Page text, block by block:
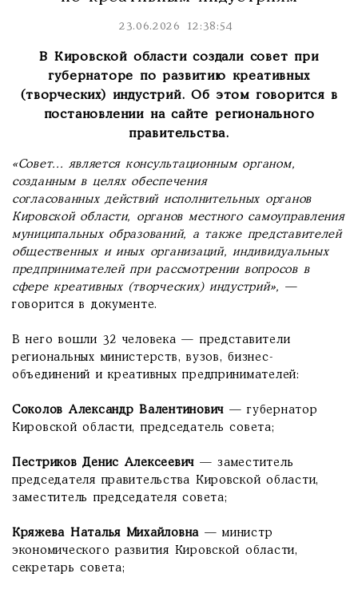
23.06.2026 12:38:54
В Кировской области создали совет при
губернаторе по развитию креативных
(творческих) индустрий. Об этом говорится в
постановлении на сайте регионального
правительства.
«Совет... является консультационным органом,
созданным в целях обеспечения
согласованных действий исполнительных органов
Кировской области, органов местного самоуправления
муниципальных образований, а также представителей
общественных и иных организаций, индивидуальных
предпринимателей при рассмотрении вопросов в
сфере креативных (творческих) индустрий», —
говорится в документе.
В него вошли 32 человека — представители
региональных министерств, вузов, бизнес-
объединений и креативных предпринимателей:
Соколов Александр Валентинович — губернатор
Кировской области, председатель совета;
Пестриков Денис Алексеевич — заместитель
председателя правительства Кировской области,
заместитель председателя совета;
Кряжева Наталья Михайловна — министр
экономического развития Кировской области,
секретарь совета;